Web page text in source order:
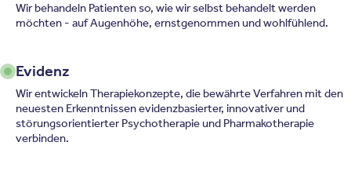
Wir behandeln Patienten so, wie wir selbst behandelt werden
möchten - auf Augenhöhe, ernstgenommen und wohlfühlend.
Evidenz
Wir entwickeln Therapiekonzepte, die bewährte Verfahren mit den
neuesten Erkenntnissen evidenzbasierter, innovativer und
störungsorientierter Psychotherapie und Pharmakotherapie
verbinden.